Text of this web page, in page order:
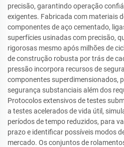
precisão, garantindo operação
exigentes. Fabricada com materiais
componentes de aço cementado,
superfícies usinadas com precisão,
rigorosas mesmo após milhões de
de construção robusta por trás de
pressão incorpora recursos de
componentes superdimensionados,
segurança substanciais além dos
Protocolos extensivos de testes
a testes acelerados de vida útil,
períodos de tempo reduzidos, para
prazo e identificar possíveis modos
mercado. Os conjuntos de